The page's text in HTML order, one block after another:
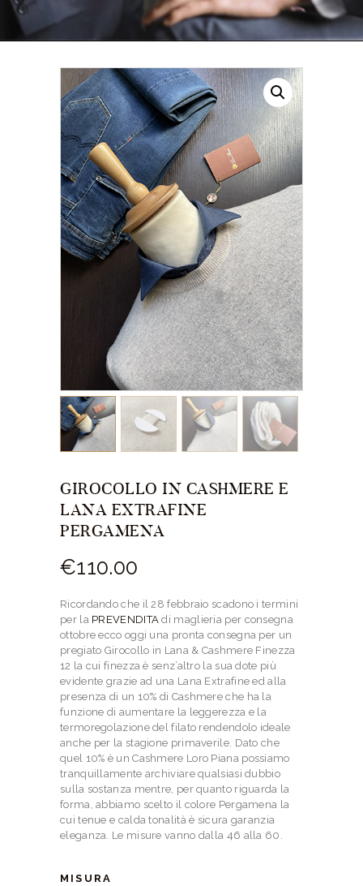
CONTATTI
GIROCOLLO IN CASHMERE E
LANA EXTRAFINE
PERGAMENA
€110.00
Ricordando che il 28 febbraio scadono i termini
per la PREVENDITA di maglieria per consegna
ottobre ecco oggi una pronta consegna per un
pregiato Girocollo in Lana & Cashmere Finezza
12 la cui finezza è senz’altro la sua dote più
evidente grazie ad una Lana Extrafine ed alla
presenza di un 10% di Cashmere che ha la
funzione di aumentare la leggerezza e la
termoregolazione del filato rendendolo ideale
anche per la stagione primaverile. Dato che
quel 10% è un Cashmere Loro Piana possiamo
tranquillamente archiviare qualsiasi dubbio
sulla sostanza mentre, per quanto riguarda la
forma, abbiamo scelto il colore Pergamena la
cui tenue e calda tonalità è sicura garanzia
eleganza. Le misure vanno dalla 46 alla 60.
MISURA